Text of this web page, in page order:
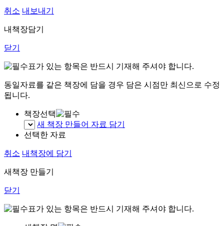
취소 내보내기
내책장담기
닫기
표가 있는 항목은 반드시 기재해 주셔야 합니다.
동일자료를 같은 책장에 담을 경우 담은 시점만 최신으로 수정
됩니다.
책장선택
새 책장 만들어 자료 담기
선택한 자료
취소 내책장에 담기
새책장 만들기
닫기
표가 있는 항목은 반드시 기재해 주셔야 합니다.